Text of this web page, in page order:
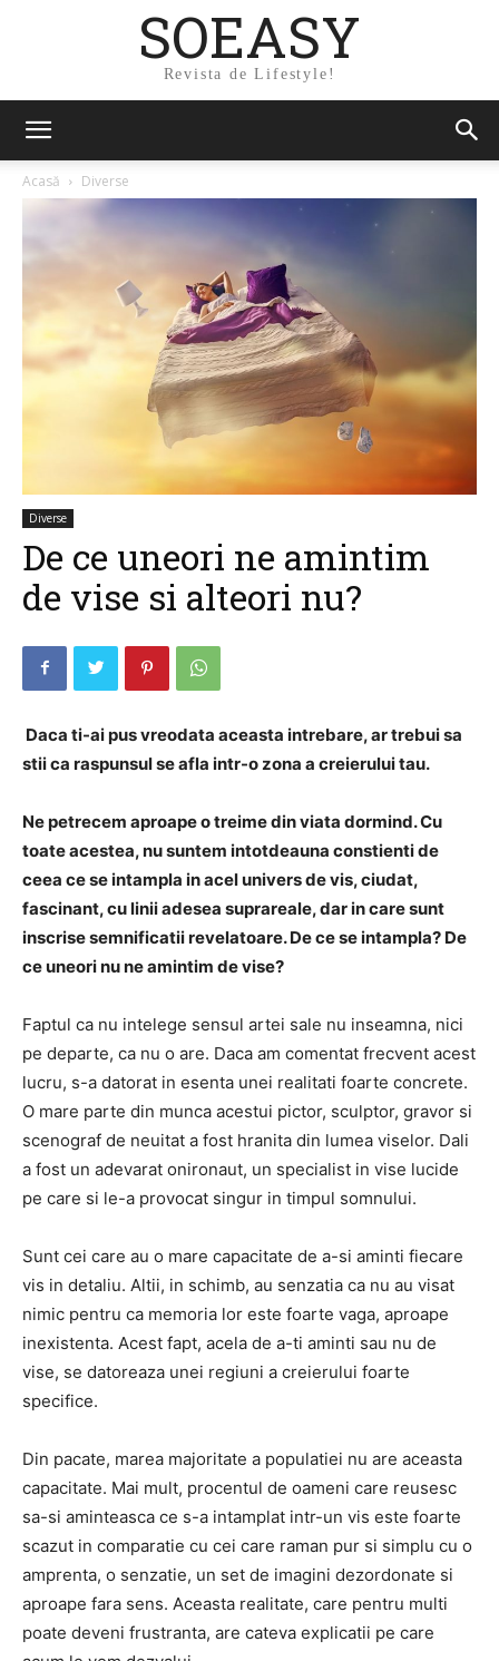
SOEASY
Revista de Lifestyle!
Acasă Diverse
Diverse
De ce uneori ne amintim
de vise si alteori nu?
Daca ti-ai pus vreodata aceasta intrebare, ar trebui sa
stii ca raspunsul se afla intr-o zona a creierului tau.
Ne petrecem aproape o treime din viata dormind.Cu
toate acestea, nu suntem intotdeauna constienti de
ceea ce se intampla in acel univers de vis, ciudat,
fascinant, cu linii adesea suprareale, dar in care sunt
inscrise semnificatii revelatoare.De ce se intampla? De
ce uneori nu ne amintim de vise?
Faptul ca nu intelege sensul artei sale nu inseamna, nici
pe departe, ca nu o are. Daca am comentat frecvent acest
lucru, s-a datorat in esenta unei realitati foarte concrete.
O mare parte din munca acestui pictor, sculptor, gravor si
scenograf de neuitat a fost hranita din lumea viselor. Dali
a fost un adevarat onironaut, un specialist in vise lucide
pe care si le-a provocat singur in timpul somnului.
Sunt cei care au o mare capacitate de a-si aminti fiecare
vis in detaliu. Altii, in schimb, au senzatia ca nu au visat
nimic pentru ca memoria lor este foarte vaga, aproape
inexistenta. Acest fapt, acela de a-ti aminti sau nu de
vise, se datoreaza unei regiuni a creierului foarte
specifice.
Din pacate, marea majoritate a populatiei nu are aceasta
capacitate. Mai mult, procentul de oameni care reusesc
sa-si aminteasca ce s-a intamplat intr-un vis este foarte
scazut in comparatie cu cei care raman pur si simplu cu o
amprenta, o senzatie, un set de imagini dezordonate si
aproape fara sens. Aceasta realitate, care pentru multi
poate deveni frustranta, are cateva explicatii pe care